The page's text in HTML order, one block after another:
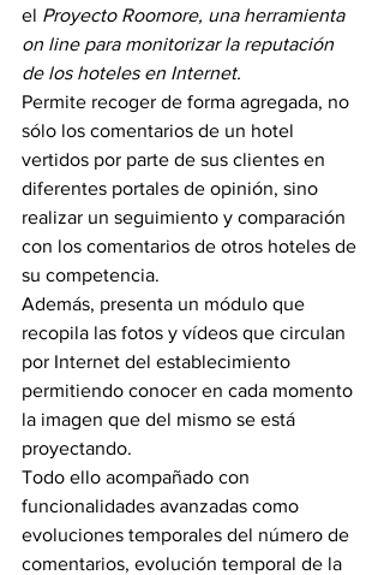
el Proyecto Roomore, una herramienta
on line para monitorizar la reputación
de los hoteles en Internet.
Permite recoger de forma agregada, no
sólo los comentarios de un hotel
vertidos por parte de sus clientes en
diferentes portales de opinión, sino
realizar un seguimiento y comparación
con los comentarios de otros hoteles de
su competencia.
Además, presenta un módulo que
recopila las fotos y vídeos que circulan
por Internet del establecimiento
permitiendo conocer en cada momento
la imagen que del mismo se está
proyectando.
Todo ello acompañado con
funcionalidades avanzadas como
evoluciones temporales del número de
comentarios, evolución temporal de la